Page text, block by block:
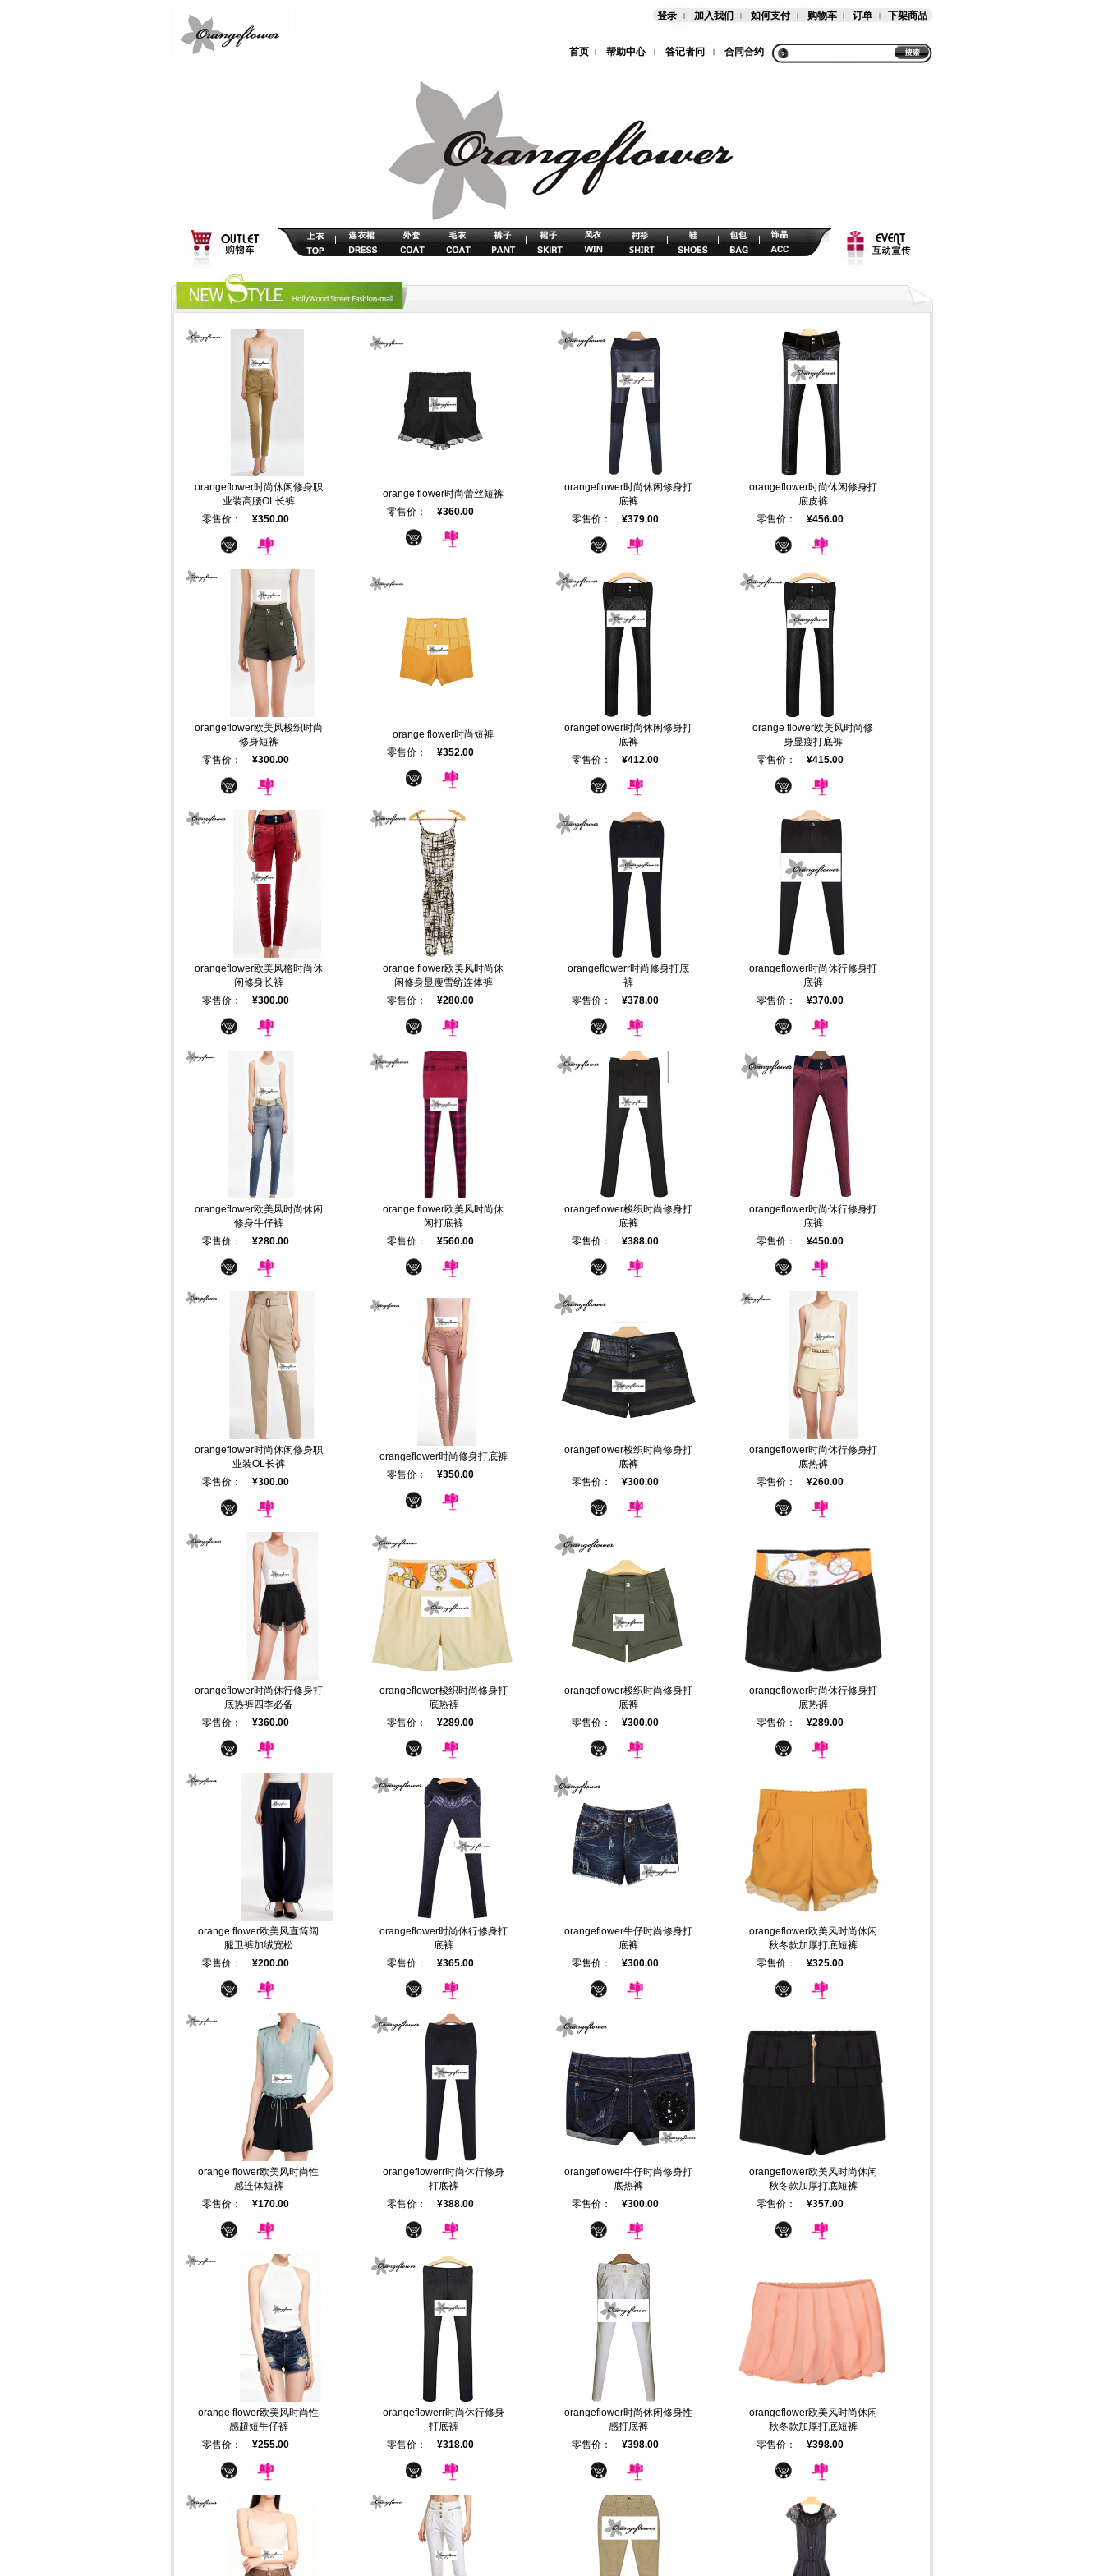
登录 加入我们 如何支付 购物车 订单 下架商品
首页 帮助中心 答记者问 合同合约
orangeflower时尚休闲修身职
业装高腰OL长裤
零售价：
¥350.00
orange flower时尚蕾丝短裤
零售价：
¥360.00
orangeflower时尚休闲修身打
底裤
零售价：
¥379.00
orangeflower时尚休闲修身打
底皮裤
零售价：
¥456.00
orangeflower欧美风梭织时尚
修身短裤
零售价：
¥300.00
orange flower时尚短裤
零售价：
¥352.00
orangeflower时尚休闲修身打
底裤
零售价：
¥412.00
orange flower欧美风时尚修
身显瘦打底裤
零售价：
¥415.00
orangeflower欧美风格时尚休
闲修身长裤
零售价：
¥300.00
orange flower欧美风时尚休
闲修身显瘦雪纺连体裤
零售价：
¥280.00
orangeflowerr时尚修身打底
裤
零售价：
¥378.00
orangeflower时尚休行修身打
底裤
零售价：
¥370.00
orangeflower欧美风时尚休闲
修身牛仔裤
零售价：
¥280.00
orange flower欧美风时尚休
闲打底裤
零售价：
¥560.00
orangeflower梭织时尚修身打
底裤
零售价：
¥388.00
orangeflower时尚休行修身打
底裤
零售价：
¥450.00
orangeflower时尚休闲修身职
业装OL长裤
零售价：
¥300.00
orangeflower时尚修身打底裤
零售价：
¥350.00
orangeflower梭织时尚修身打
底裤
零售价：
¥300.00
orangeflower时尚休行修身打
底热裤
零售价：
¥260.00
orangeflower时尚休行修身打
底热裤四季必备
零售价：
¥360.00
orangeflower梭织时尚修身打
底热裤
零售价：
¥289.00
orangeflower梭织时尚修身打
底裤
零售价：
¥300.00
orangeflower时尚休行修身打
底热裤
零售价：
¥289.00
orange flower欧美风直筒阔
腿卫裤加绒宽松
零售价：
¥200.00
orangeflower时尚休行修身打
底裤
零售价：
¥365.00
orangeflower牛仔时尚修身打
底裤
零售价：
¥300.00
orangeflower欧美风时尚休闲
秋冬款加厚打底短裤
零售价：
¥325.00
orange flower欧美风时尚性
感连体短裤
零售价：
¥170.00
orangeflowerr时尚休行修身
打底裤
零售价：
¥388.00
orangeflower牛仔时尚修身打
底热裤
零售价：
¥300.00
orangeflower欧美风时尚休闲
秋冬款加厚打底短裤
零售价：
¥357.00
orange flower欧美风时尚性
感超短牛仔裤
零售价：
¥255.00
orangeflowerr时尚休行修身
打底裤
零售价：
¥318.00
orangeflower时尚休闲修身性
感打底裤
零售价：
¥398.00
orangeflower欧美风时尚休闲
秋冬款加厚打底短裤
零售价：
¥398.00